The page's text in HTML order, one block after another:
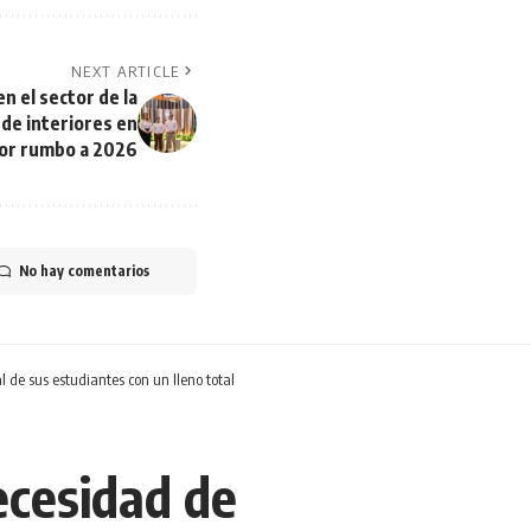
NEXT ARTICLE
el sector de la
interiores en
rumbo a 2026
No hay comentarios
de sus estudiantes con un lleno total
de